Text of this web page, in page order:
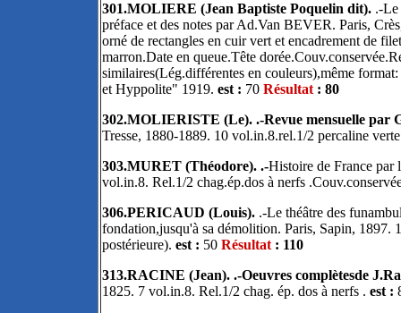
301.MOLIERE (Jean Baptiste Poquelin dit). .-Le
préface et des notes par Ad.Van BEVER. Paris,
orné de rectangles en cuir vert et encadrement de
marron.Date en queue.Tête
similaires(Lég.différentes en couleurs),même
et Hyppolite" 1919. est : 70 Résultat: 80
302.MOLIERISTE (Le). .-Revue mensuelle par
Tresse, 1880-1889. 10 vol.in.8.rel.1/2 percaline
303.MURET (Théodore). .-Histoire de France par
vol.in.8. Rel.1/2 chag.ép.dos à nerfs
306.PERICAUD (Louis). .-Le théâtre des
fondation,jusqu'à sa démolition. Paris, Sapin,
postérieure). est : 50 Résultat: 110
313.RACINE (Jean). .-Oeuvres complètesde
1825. 7 vol.in.8. Rel.1/2 chag. ép. dos à nerfs . est :